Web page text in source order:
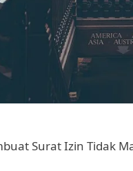
Surat Izin Tidak